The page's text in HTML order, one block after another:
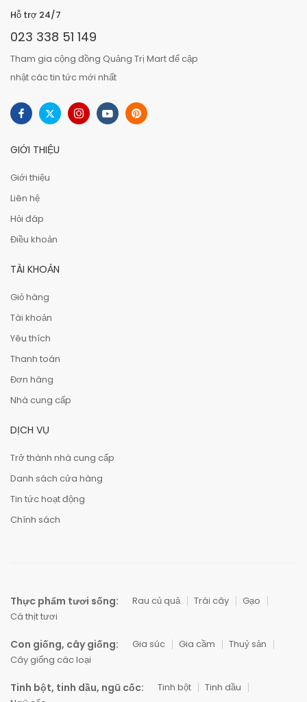
Hỗ trợ 24/7
023 338 51 149
Tham gia cộng đồng Quảng Trị Mart để cập
nhật các tin tức mới nhất
GIỚI THIỆU
Giới thiệu
Liên hệ
Hỏi đáp
Điều khoản
TÀI KHOẢN
Giỏ hàng
Tài khoản
Yêu thích
Thanh toán
Đơn hàng
Nhà cung cấp
DỊCH VỤ
Trở thành nhà cung cấp
Danh sách cửa hàng
Tin tức hoạt động
Chính sách
Thực phẩm tươi sống: Rau củ quả Trái cây
Gạo
Cá thịt tươi
Con giống, cây giống: Gia súc Gia cầm
Thuỷ sản
Cây giống các loại
Tinh bột, tinh dầu, ngũ cốc: Tinh bột
Tinh dầu